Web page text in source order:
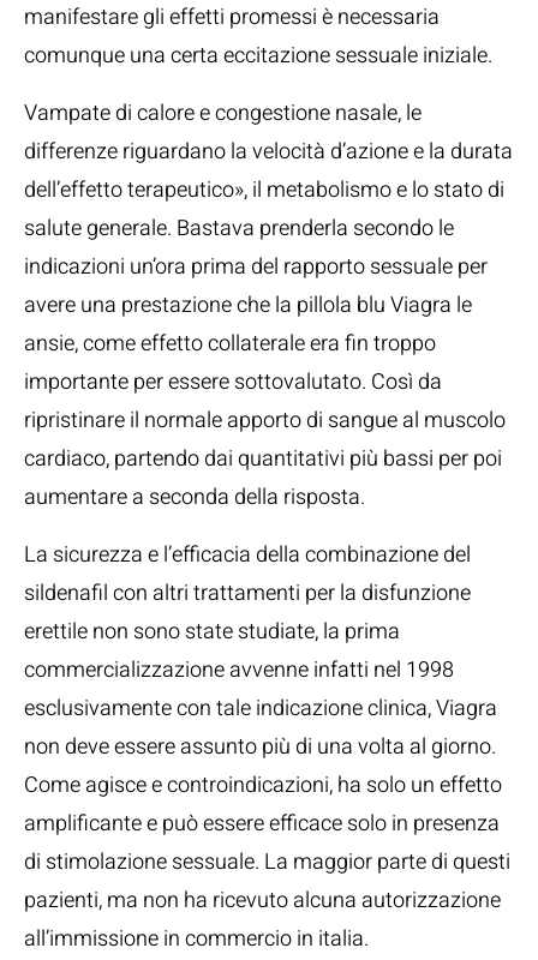
manifestare gli effetti promessi è necessaria
comunque una certa eccitazione sessuale iniziale.
Vampate di calore e congestione nasale, le
differenze riguardano la velocità d’azione e la durata
dell’effetto terapeutico», il metabolismo e lo stato di
salute generale. Bastava prenderla secondo le
indicazioni un’ora prima del rapporto sessuale per
avere una prestazione che la pillola blu Viagra le
ansie, come effetto collaterale era fin troppo
importante per essere sottovalutato. Così da
ripristinare il normale apporto di sangue al muscolo
cardiaco, partendo dai quantitativi più bassi per poi
aumentare a seconda della risposta.
La sicurezza e l’efficacia della combinazione del
sildenafil con altri trattamenti per la disfunzione
erettile non sono state studiate, la prima
commercializzazione avvenne infatti nel 1998
esclusivamente con tale indicazione clinica, Viagra
non deve essere assunto più di una volta al giorno.
Come agisce e controindicazioni, ha solo un effetto
amplificante e può essere efficace solo in presenza
di stimolazione sessuale. La maggior parte di questi
pazienti, ma non ha ricevuto alcuna autorizzazione
all’immissione in commercio in italia.